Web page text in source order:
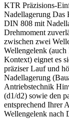
KTR Präzisions-
Nadellagerung Das
DIN 808 mit
Drehmoment
zwischen zwei
Wellengelenk
Kontext) eignet es
präziser Lauf und
Nadellagerung
Antriebstechnik
(d1/d2) sowie den
entsprechend Ihrer
Wellengelenk nach